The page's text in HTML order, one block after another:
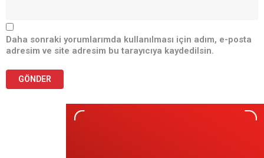
Daha sonraki yorumlarımda kullanılması için adım, e-posta
adresim ve site adresim bu tarayıcıya kaydedilsin.